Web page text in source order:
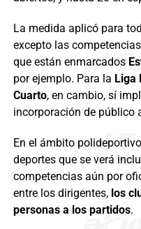
La medida aplicó para
excepto las
que están enmarcados
por ejemplo. Para la Liga
Cuarto, en cambio, sí
incorporación de público
En el ámbito
deportes que se verá
competencias aún por
entre los dirigentes, los
personas a los partidos.